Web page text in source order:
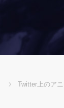
Twitter上のア